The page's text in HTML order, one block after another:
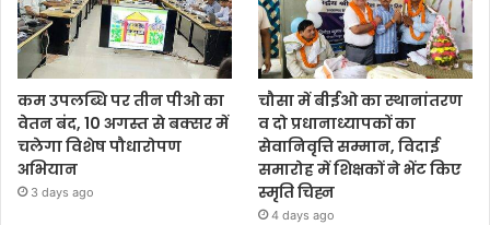
कम उपलब्धि पर तीन पीओ का
वेतन बंद, 10 अगस्त से बक्सर में
चलेगा विशेष पौधारोपण
अभियान
3 days ago
चौसा में बीईओ का स्थानांतरण
व दो प्रधानाध्यापकों का
सेवानिवृत्ति सम्मान, विदाई
समारोह में शिक्षकों ने भेंट किए
स्मृति चिह्न
4 days ago